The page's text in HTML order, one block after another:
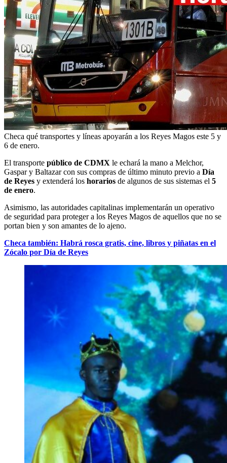
Checa qué transportes y líneas apoyarán a los Reyes Magos este 5 y
6 de enero.
El transporte público de CDMX le echará la mano a Melchor,
Gaspar y Baltazar con sus compras de último minuto previo a Día
de Reyes y extenderá los horarios de algunos de sus sistemas el 5
de enero.
Asimismo, las autoridades capitalinas implementarán un operativo
de seguridad para proteger a los Reyes Magos de aquellos que no se
portan bien y son amantes de lo ajeno.
Checa también: Habrá rosca gratis, cine, libros y piñatas en el
Zócalo por Día de Reyes